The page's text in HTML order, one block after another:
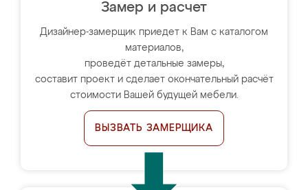
Замер и расчет
Дизайнер-замерщик приедет к Вам с каталогом
материалов,
проведёт детальные замеры,
составит проект и сделает окончательный расчёт
стоимости Вашей будущей мебели.
ВЫЗВАТЬ ЗАМЕРЩИКА